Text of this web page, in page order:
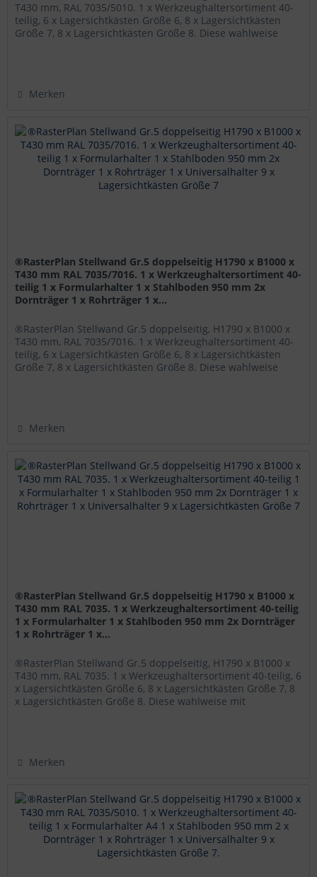
T430 mm, RAL 7035/5010. 1 x Werkzeughaltersortiment 40-
teilig, 6 x Lagersichtkästen Größe 6, 8 x Lagersichtkästen
Größe 7, 8 x Lagersichtkästen Größe 8. Diese wahlweise
Merken
®RasterPlan Stellwand Gr.5 doppelseitig H1790 x B1000 x
T430 mm RAL 7035/7016. 1 x Werkzeughaltersortiment 40-
teilig 1 x Formularhalter 1 x Stahlboden 950 mm 2x
Dornträger 1 x Rohrträger 1 x...
®RasterPlan Stellwand Gr.5 doppelseitig, H1790 x B1000 x
T430 mm, RAL 7035/7016. 1 x Werkzeughaltersortiment 40-
teilig, 6 x Lagersichtkästen Größe 6, 8 x Lagersichtkästen
Größe 7, 8 x Lagersichtkästen Größe 8. Diese wahlweise
Merken
®RasterPlan Stellwand Gr.5 doppelseitig H1790 x B1000 x
T430 mm RAL 7035. 1 x Werkzeughaltersortiment 40-teilig
1 x Formularhalter 1 x Stahlboden 950 mm 2x Dornträger
1 x Rohrträger 1 x...
®RasterPlan Stellwand Gr.5 doppelseitig, H1790 x B1000 x
T430 mm, RAL 7035. 1 x Werkzeughaltersortiment 40-teilig, 6
x Lagersichtkästen Größe 6, 8 x Lagersichtkästen Größe 7, 8
x Lagersichtkästen Größe 8. Diese wahlweise mit
Merken